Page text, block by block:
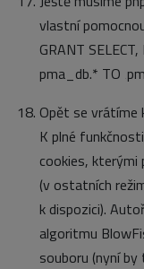
vlastní
GRANT
pma_db.* TO
Opět se vrátíme
K plné
cookies, kterými
(v ostatních
k dispozici).
algoritmu
souboru (nyní